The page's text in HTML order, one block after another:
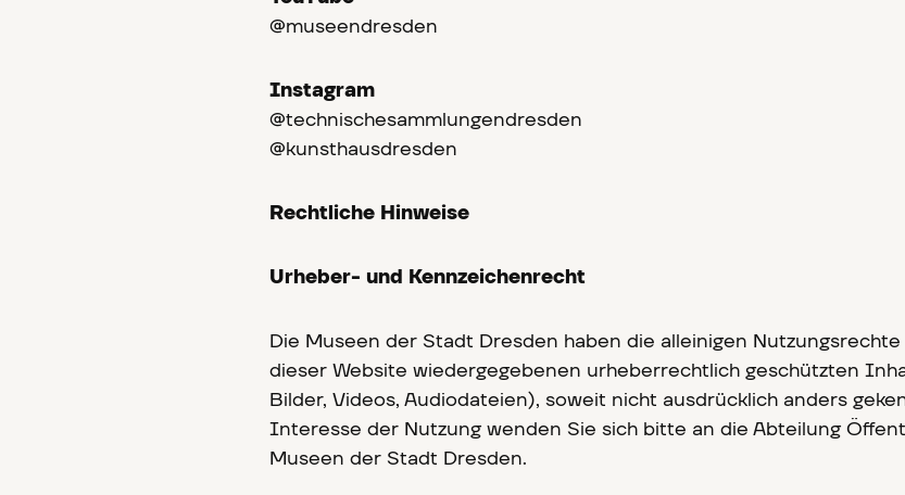
@museendresden
Instagram
@technischesammlungendresden
@kunsthausdresden
Rechtliche Hinweise
Urheber- und Kennzeichenrecht
Die Museen der Stadt Dresden haben die alleinigen
dieser Website wiedergegebenen urheberrechtlich geschützten
Bilder, Videos, Audiodateien), soweit nicht ausdrücklich anders
Interesse der Nutzung wenden Sie sich bitte an die Abteilung
Museen der Stadt Dresden.